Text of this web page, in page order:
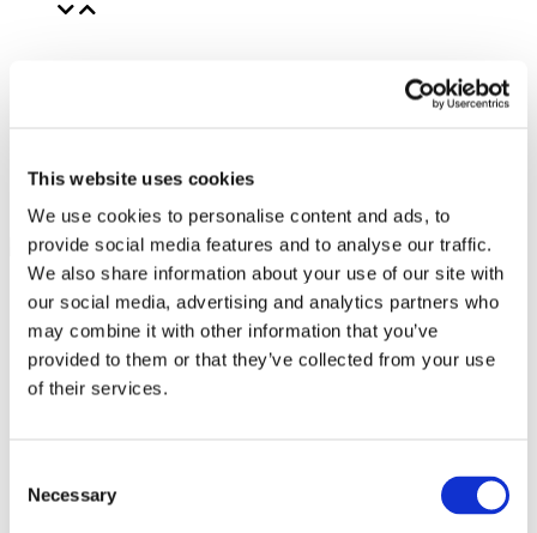
This website uses cookies
We use cookies to personalise content and ads, to
provide social media features and to analyse our traffic.
We also share information about your use of our site with
our social media, advertising and analytics partners who
may combine it with other information that you’ve
provided to them or that they’ve collected from your use
of their services.
Selection
Necessary